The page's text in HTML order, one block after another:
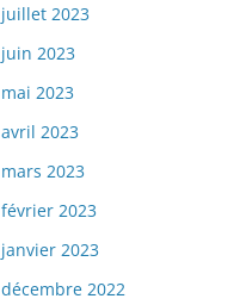
juillet 2023
juin 2023
mai 2023
avril 2023
mars 2023
février 2023
janvier 2023
décembre 2022